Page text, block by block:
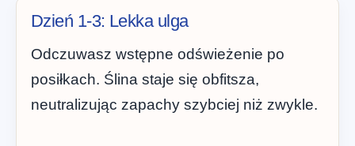
Dzień 1-3: Lekka ulga
Odczuwasz wstępne odświeżenie po
posiłkach. Ślina staje się obfitsza,
neutralizując zapachy szybciej niż zwykle.